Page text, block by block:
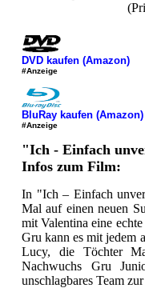
DVD kaufen (Amazon)
#Anzeige
BluRay kaufen (Amazon)
#Anzeige
"Ich - Einfach
Infos zum Film:
In "Ich – Einfach
Mal auf einen neuen
mit Valentina eine
Gru kann es mit jedem
Lucy, die Töchter
Nachwuchs Gru
unschlagbares Team